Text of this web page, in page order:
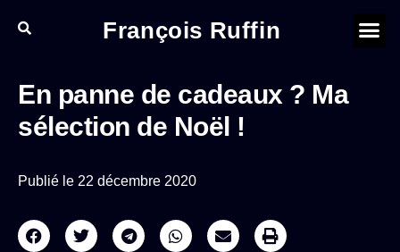
François Ruffin
En panne de cadeaux ? Ma
sélection de Noël !
Publié le 22 décembre 2020